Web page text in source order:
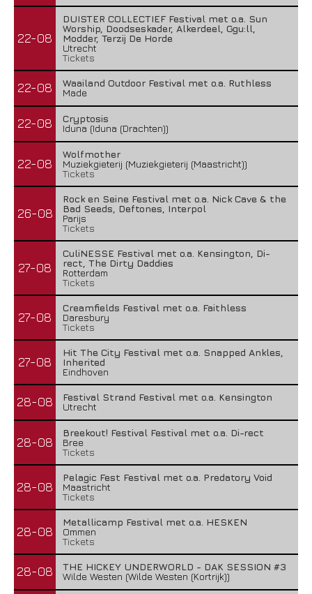
22-08
DUISTER COLLECTIEF Festival met o.a. Sun
Worship, Doodseskader, Alkerdeel, Ggu:ll,
Modder, Terzij De Horde
Utrecht
Tickets
22-08
Waailand Outdoor Festival met o.a. Ruthless
Made
22-08
Cryptosis
Iduna (Iduna (Drachten))
22-08
Wolfmother
Muziekgieterij (Muziekgieterij (Maastricht))
Tickets
26-08
Rock en Seine Festival met o.a. Nick Cave & the
Bad Seeds, Deftones, Interpol
Parijs
Tickets
27-08
CuliNESSE Festival met o.a. Kensington, Di-
rect, The Dirty Daddies
Rotterdam
Tickets
27-08
Creamfields Festival met o.a. Faithless
Daresbury
Tickets
27-08
Hit The City Festival met o.a. Snapped Ankles,
Inherited
Eindhoven
28-08
Festival Strand Festival met o.a. Kensington
Utrecht
28-08
Breekout! Festival Festival met o.a. Di-rect
Bree
Tickets
28-08
Pelagic Fest Festival met o.a. Predatory Void
Maastricht
Tickets
28-08
Metallicamp Festival met o.a. HESKEN
Ommen
Tickets
28-08
THE HICKEY UNDERWORLD - DAK SESSION #3
Wilde Westen (Wilde Westen (Kortrijk))